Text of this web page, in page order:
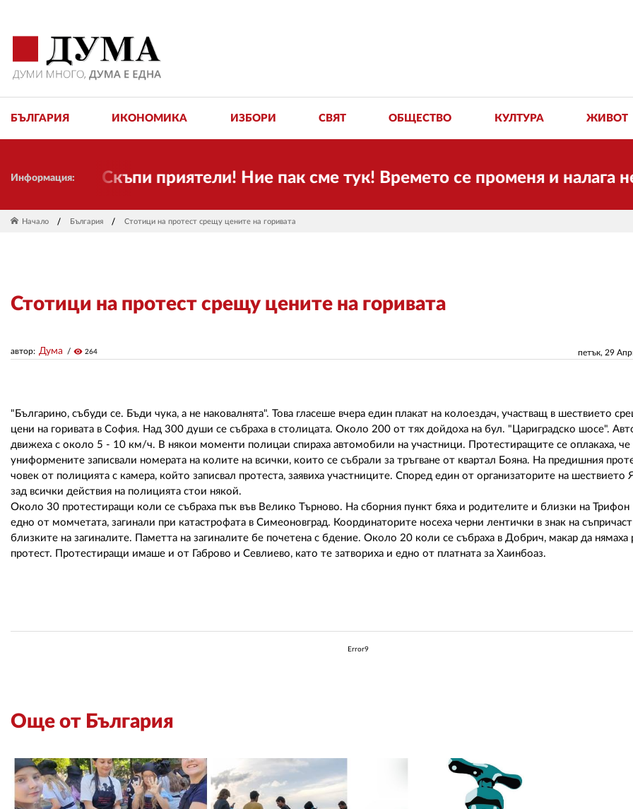
БЪЛГАРИЯ ИКОНОМИКА ИЗБОРИ СВЯТ ОБЩЕСТВО КУЛТУРА ЖИВОТ
Информация:Скъпи приятели! Ние пак сме тук! Времето се променя и налага
Начало България Стотици на протест срещу цените на горивата
Стотици на протест срещу цените на горивата
петък, 29
автор: Дума visibility 264
"Българино, събуди се. Бъди чука, а не наковалнята". Това гласеше вчера един плакат на колоездач, участващ в шествието
цени на горивата в София. Над 300 души се събраха в столицата. Около 200 от тях дойдоха на бул. "Цариградско шосе".
движеха с около 5 - 10 км/ч. В някои моменти полицаи спираха автомобили на участници. Протестиращите се оплакаха, че
униформените записвали номерата на колите на всички, които се събрали за тръгване от квартал Бояна. На предишния
човек от полицията с камера, който записвал протеста, заявиха участниците. Според един от организаторите на шествието
зад всички действия на полицията стои някой.
Около 30 протестиращи коли се събраха пък във Велико Търново. На сборния пункт бяха и родителите и близки на Трифон
едно от момчетата, загинали при катастрофата в Симеоновград. Координаторите носеха черни лентички в знак на
близките на загиналите. Паметта на загиналите бе почетена с бдение. Около 20 коли се събраха в Добрич, макар да нямаха
протест. Протестиращи имаше и от Габрово и Севлиево, като те затвориха и едно от платната за Хаинбоаз.
Error9
Още от България